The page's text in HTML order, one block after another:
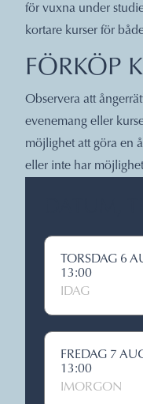
för vuxna under
kortare kurser för
FÖRKÖP
Observera att
evenemang eller
möjlighet att göra en
eller inte har
TORSDAG 6
13:00
IDAG
FREDAG 7
13:00
IMORGON